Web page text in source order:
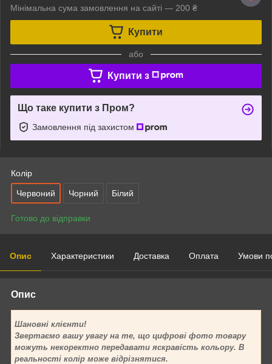
Мінімальна сума замовлення на сайті — 200 ₴
Купити
або
Купити з
Що таке купити з Пром?
Замовлення під захистом
Колір
Червоний Чорний Білий
Готово до відправки
Опис Характеристики Доставка Оплата Умови
Опис
Шановні клієнти!
Звертаємо вашу увагу на те, що цифрові фото товару
можуть некоректно передавати яскравість кольору. В
реальності колір може відрізнятися.